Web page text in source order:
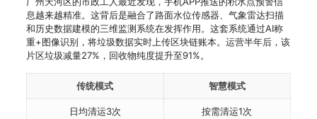
息越来越精准。这背后是融合了路面水位传感器、气象雷达扫描
和历史数据建模的三维监测系统在发挥作用。这套系统通过AI称
重+图像识别，将垃圾数据实时上传区块链账本。运营半年后，该
片区垃圾减量27%，回收物纯度提升至91%。
传统模式 智慧模式
日均清运3次 按需清运1次